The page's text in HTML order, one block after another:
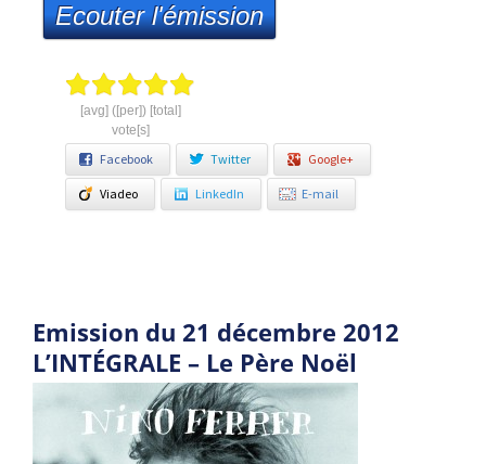
Ecouter l'émission
[avg] ([per]) [total]
vote[s]
Facebook Twitter Google+
Viadeo LinkedIn E-mail
Emission du 21 décembre 2012
L’INTÉGRALE – Le Père Noël